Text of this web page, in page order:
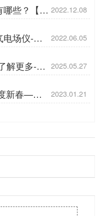
些？【易 2022.12.08
场仪-公
易造】…
2022.06.05
解更多-易
2025.05.27
新春——
2023.01.21